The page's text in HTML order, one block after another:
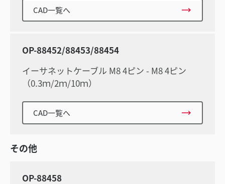
CAD一覧へ
OP-88452/88453/88454
イーサネットケーブル M8 4ピン - M8 4ピン
（0.3ｍ/2ｍ/10ｍ）
CAD一覧へ
その他
OP-88458